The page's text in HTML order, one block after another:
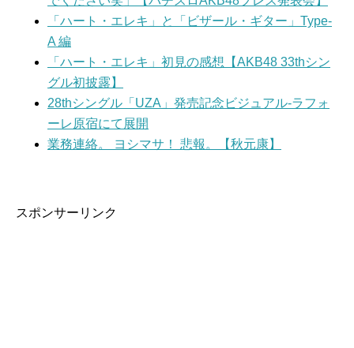
「ハート・エレキ」と「ビザール・ギター」Type-
A 編
「ハート・エレキ」初見の感想【AKB48 33thシン
グル初披露】
28thシングル「UZA」発売記念ビジュアル-ラフォ
ーレ原宿にて展開
業務連絡。 ヨシマサ！ 悲報。【秋元康】
スポンサーリンク